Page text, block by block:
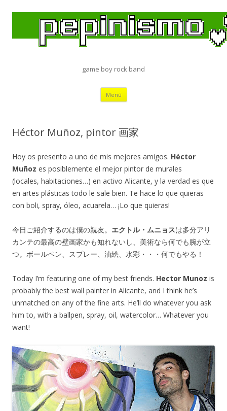
game boy rock band
Menú Saltar
contenido
Héctor Muñoz, pintor 画家
Hoy os presento a uno de mis mejores amigos. Héctor
Muñoz es posiblemente el mejor pintor de murales
(locales, habitaciones…) en activo Alicante, y la verdad es que
en artes plásticas todo le sale bien. Te hace lo que quieras
con boli, spray, óleo, acuarela… ¡Lo que quieras!
今日ご紹介するのは僕の親友。 エクトル・ムニョスは多分アリ
カンテの最高の壁画家かも知れないし、美術なら何でも腕が立
つ。ボールペン、スプレー、油絵、水彩・・・何でもやる！
Today I’m featuring one of my best friends. Hector Munoz is
probably the best wall painter in Alicante, and I think he’s
unmatched on any of the fine arts. He’ll do whatever you ask
him to, with a ballpen, spray, oil, watercolor… Whatever you
want!